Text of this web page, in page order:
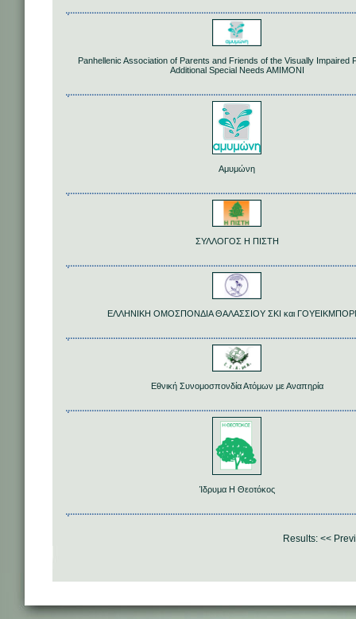
Panhellenic Association of Parents and Friends of the Visually Impaired
Additional Special Needs AMIMONI
Αμυμώνη
ΣΥΛΛΟΓΟΣ Η ΠΙΣΤΗ
ΕΛΛΗΝΙΚΗ ΟΜΟΣΠΟΝΔΙΑ ΘΑΛΑΣΣΙΟΥ ΣΚΙ και
Εθνική Συνομοσπονδία Ατόμων με Αναπηρία
Ίδρυμα Η Θεοτόκος
Results: <<